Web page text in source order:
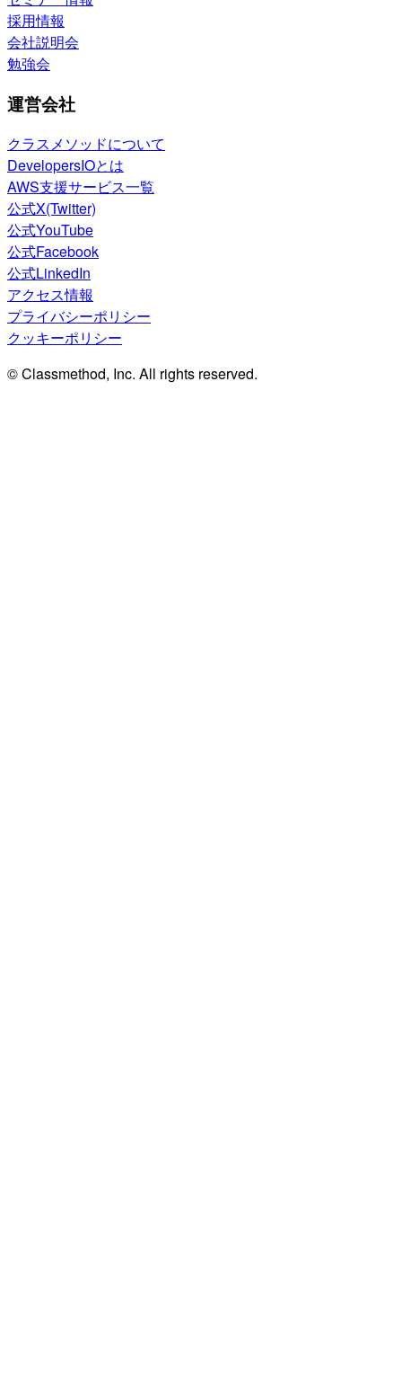
採用情報
会社説明会
勉強会
運営会社
クラスメソッドについて
DevelopersIOとは
AWS支援サービス一覧
公式X(Twitter)
公式YouTube
公式Facebook
公式LinkedIn
アクセス情報
プライバシーポリシー
クッキーポリシー
© Classmethod, Inc. All rights reserved.